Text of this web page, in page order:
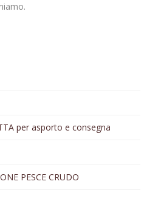
per asporto e consegna
PESCE CRUDO